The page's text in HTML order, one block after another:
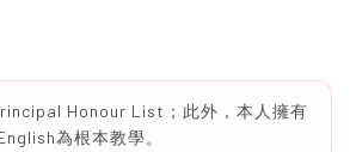
Honour List；此外，本人擁有
為根本教學。